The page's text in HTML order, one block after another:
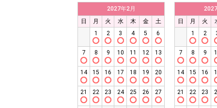
2027年2月
日
月 火 水 木 金
土
1
2 3 4 5 6
7 8 9 10 11 12 13
14 15 16 17 18 19 20
21 22 23 24 25 26 27
日
月 火
1
2
7 8 9
14 15 16
21 22 23